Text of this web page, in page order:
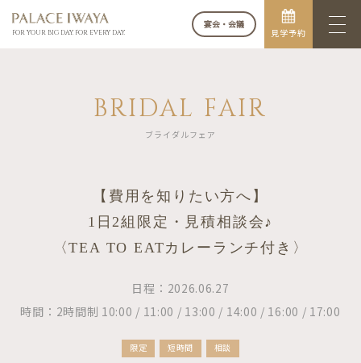
FOR YOUR BIG DAY. FOR EVERY DAY.
宴会・会議
見学予約
BRIDAL FAIR
ブライダルフェア
【費用を知りたい方へ】
1日2組限定・見積相談会♪
〈TEA TO EATカレーランチ付き〉
日程：2026.06.27
時間：2時間制 10:00 / 11:00 / 13:00 / 14:00 / 16:00 / 17:00
限定 短時間 相談